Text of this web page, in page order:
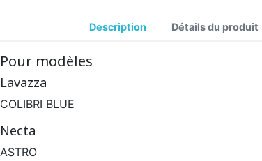
Description Détails du produit
Pour modèles
Lavazza
COLIBRI BLUE
Necta
ASTRO